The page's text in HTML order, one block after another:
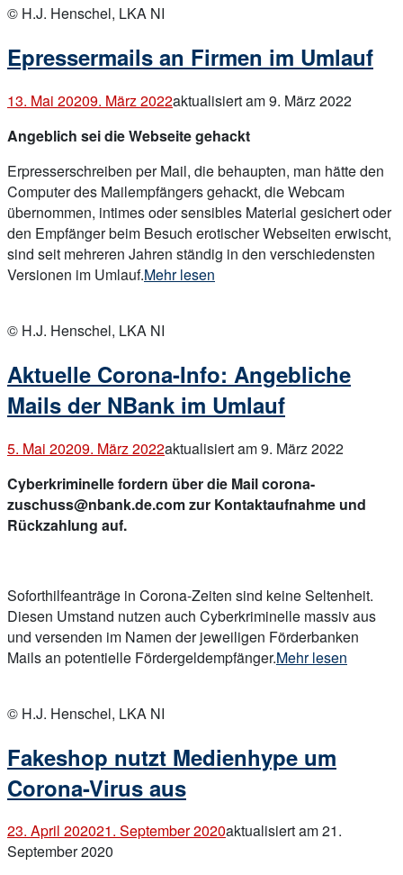
und
in
Optik“
post
© H.J. Henschel, LKA NI
Epressermails an Firmen im Umlauf
13. Mai 20209. März 2022aktualisiert am 9. März 2022
Angeblich sei die Webseite gehackt
Erpresserschreiben per Mail, die behaupten, man hätte den
Computer des Mailempfängers gehackt, die Webcam
übernommen, intimes oder sensibles Material gesichert oder
den Empfänger beim Besuch erotischer Webseiten erwischt,
sind seit mehreren Jahren ständig in den verschiedensten
Versionen im Umlauf.„Epressermails
im
Mehr lesen
post
© H.J. Henschel, LKA NI
Aktuelle Corona-Info: Angebliche
Mails der NBank im Umlauf
5. Mai 20209. März 2022aktualisiert am 9. März 2022
Cyberkriminelle fordern über die Mailcorona-
zuschuss@nbank.de.comzur Kontaktaufnahme und
Rückzahlung auf.
Soforthilfeanträge in Corona-Zeiten sind keine Seltenheit.
Diesen Umstand nutzen auch Cyberkriminelle massiv aus
und versenden im Namen der jeweiligen Förderbanken
Mails an potentielle Fördergeldempfänger.„Aktuelle
der
Umlauf“
Mehr lesen
post
© H.J. Henschel, LKA NI
Fakeshop nutzt Medienhype um
Corona-Virus aus
23. April 202021. September 2020aktualisiert am 21.
September 2020